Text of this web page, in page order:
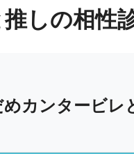
しの相性
カンタービレ